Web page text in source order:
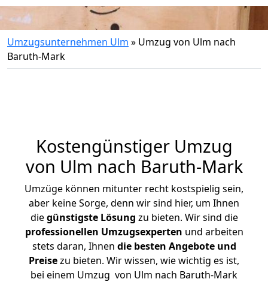
Umzugsunternehmen Ulm » Umzug von Ulm nach
Baruth-Mark
Kostengünstiger Umzug
von Ulm nach Baruth-Mark
Umzüge können mitunter recht kostspielig sein,
aber keine Sorge, denn wir sind hier, um Ihnen
diegünstigste Lösung zu bieten. Wir sind die
professionellen Umzugsexperten und arbeiten
stets daran, Ihnen die besten Angebote und
Preisezu bieten. Wir wissen, wie wichtig es ist,
bei einem Umzug von Ulm nach Baruth-Mark